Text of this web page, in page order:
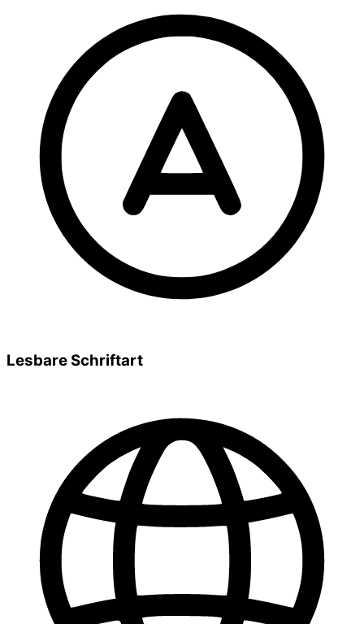
Lesbare Schriftart